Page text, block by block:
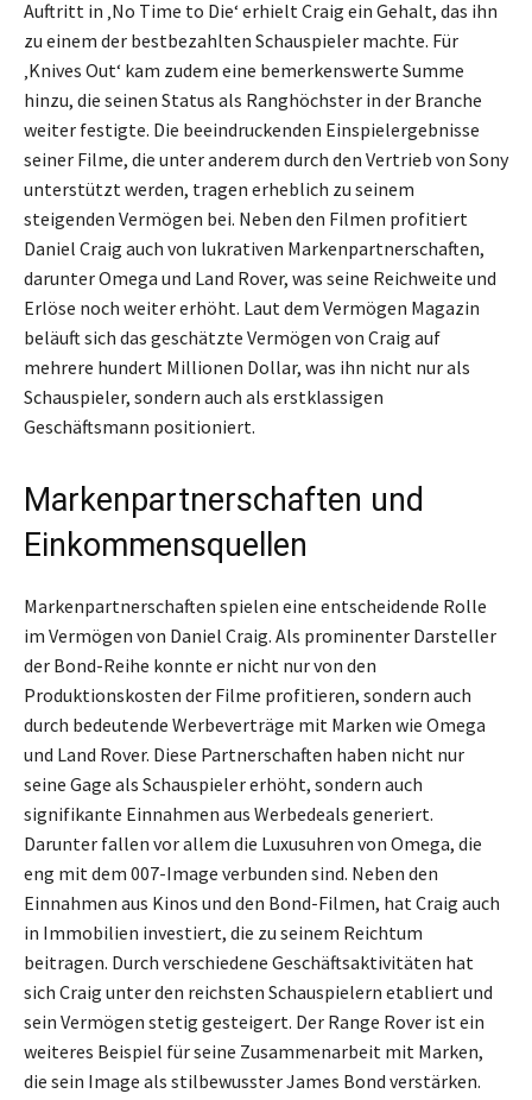
Auftritt in ‚No Time to Die‘ erhielt Craig ein Gehalt, das ihn
zu einem der bestbezahlten Schauspieler machte. Für
‚Knives Out‘ kam zudem eine bemerkenswerte Summe
hinzu, die seinen Status als Ranghöchster in der Branche
weiter festigte. Die beeindruckenden Einspielergebnisse
seiner Filme, die unter anderem durch den Vertrieb von Sony
unterstützt werden, tragen erheblich zu seinem
steigenden Vermögen bei. Neben den Filmen profitiert
Daniel Craig auch von lukrativen Markenpartnerschaften,
darunter Omega und Land Rover, was seine Reichweite und
Erlöse noch weiter erhöht. Laut dem Vermögen Magazin
beläuft sich das geschätzte Vermögen von Craig auf
mehrere hundert Millionen Dollar, was ihn nicht nur als
Schauspieler, sondern auch als erstklassigen
Geschäftsmann positioniert.
Markenpartnerschaften und
Einkommensquellen
Markenpartnerschaften spielen eine entscheidende Rolle
im Vermögen von Daniel Craig. Als prominenter Darsteller
der Bond-Reihe konnte er nicht nur von den
Produktionskosten der Filme profitieren, sondern auch
durch bedeutende Werbeverträge mit Marken wie Omega
und Land Rover. Diese Partnerschaften haben nicht nur
seine Gage als Schauspieler erhöht, sondern auch
signifikante Einnahmen aus Werbedeals generiert.
Darunter fallen vor allem die Luxusuhren von Omega, die
eng mit dem 007-Image verbunden sind. Neben den
Einnahmen aus Kinos und den Bond-Filmen, hat Craig auch
in Immobilien investiert, die zu seinem Reichtum
beitragen. Durch verschiedene Geschäftsaktivitäten hat
sich Craig unter den reichsten Schauspielern etabliert und
sein Vermögen stetig gesteigert. Der Range Rover ist ein
weiteres Beispiel für seine Zusammenarbeit mit Marken,
die sein Image als stilbewusster James Bond verstärken.